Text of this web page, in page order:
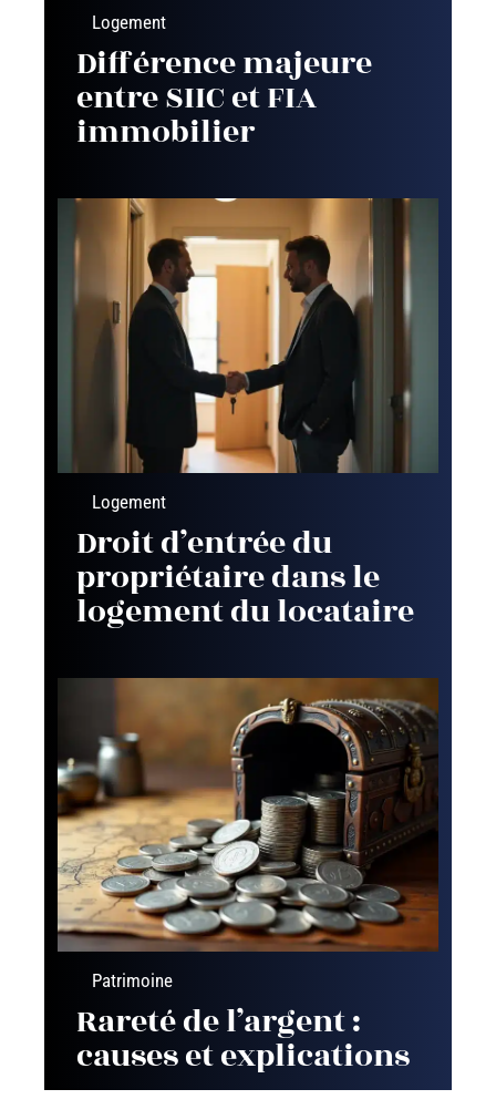
Logement
Différence majeure
entre SIIC et FIA
immobilier
Logement
Droit d’entrée du
propriétaire dans le
logement du locataire
Patrimoine
Rareté de l’argent :
causes et explications